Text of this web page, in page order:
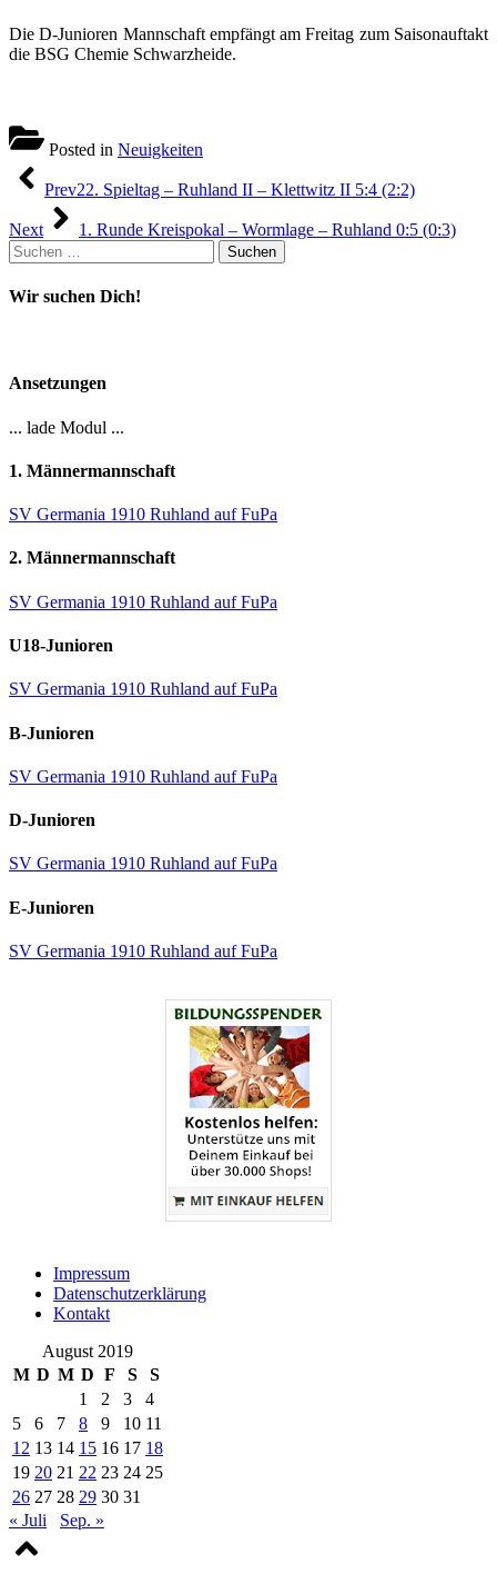
Die D-Junioren Mannschaft empfängt am Freitag zum Saisonauftakt
die BSG Chemie Schwarzheide.
Posted in Neuigkeiten
Beitragsnavigation
Prev22. Spieltag – Ruhland II – Klettwitz II 5:4 (2:2)
Next
1. Runde Kreispokal – Wormlage – Ruhland 0:5 (0:3)
Suchen
nach:
Wir suchen Dich!
Ansetzungen
... lade Modul ...
1. Männermannschaft
SV Germania 1910 Ruhland auf FuPa
2. Männermannschaft
SV Germania 1910 Ruhland auf FuPa
U18-Junioren
SV Germania 1910 Ruhland auf FuPa
B-Junioren
SV Germania 1910 Ruhland auf FuPa
D-Junioren
SV Germania 1910 Ruhland auf FuPa
E-Junioren
SV Germania 1910 Ruhland auf FuPa
Impressum
Datenschutzerklärung
Kontakt
August 2019
M D M D F S
S
1
2 3
4
5
6 7 8 9 10 11
12 13 14 15 16 17 18
19 20 21 22 23 24 25
26 27 28 29 30 31
« Juli
Sep. »